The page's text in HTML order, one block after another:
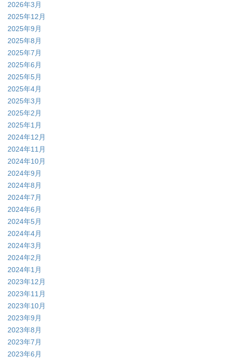
2026年3月
2025年12月
2025年9月
2025年8月
2025年7月
2025年6月
2025年5月
2025年4月
2025年3月
2025年2月
2025年1月
2024年12月
2024年11月
2024年10月
2024年9月
2024年8月
2024年7月
2024年6月
2024年5月
2024年4月
2024年3月
2024年2月
2024年1月
2023年12月
2023年11月
2023年10月
2023年9月
2023年8月
2023年7月
2023年6月